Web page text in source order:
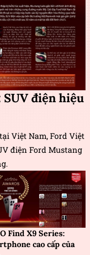
điện hiệu
Việt Nam, Ford Việt
điện Ford Mustang
Find X9 Series:
cao cấp của